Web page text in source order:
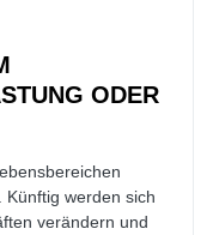
ODER
werden sich
verändern und